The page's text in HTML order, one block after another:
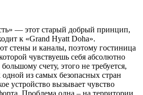
— этот старый добрый принцип,
к «Grand Hyatt Doha».
стены и каналы, поэтому гостиница
чувствуешь себя абсолютно
счету, этого не требуется,
одной из самых безопасных стран
устройство вызывает чувство
Проблема одна – на территории